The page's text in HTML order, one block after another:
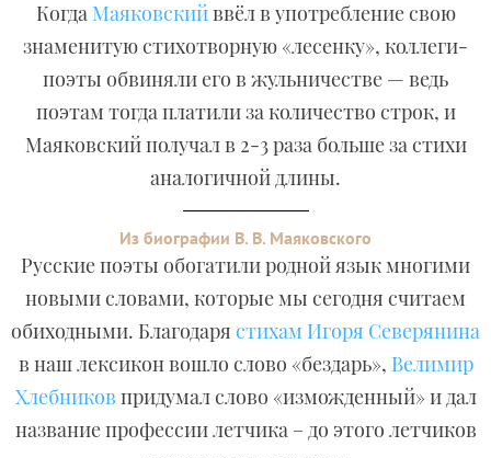
Когда Маяковскийввёл в употребление свою
знаменитую стихотворную «лесенку», коллеги-
поэты обвиняли его в жульничестве — ведь
поэтам тогда платили за количество строк, и
Маяковский получал в 2-3 раза больше за стихи
аналогичной длины.
Из биографии В. В. Маяковского
Русские поэты обогатили родной язык многими
новыми словами, которые мы сегодня считаем
обиходными. Благодаря стихам Игоря Северянина
в наш лексикон вошло слово «бездарь», Велимир
Хлебников придумал слово «изможденный» и дал
название профессии летчика – до этого летчиков